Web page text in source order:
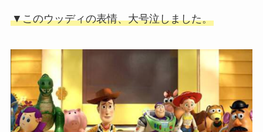
▼このウッディの表情、大号泣しました。